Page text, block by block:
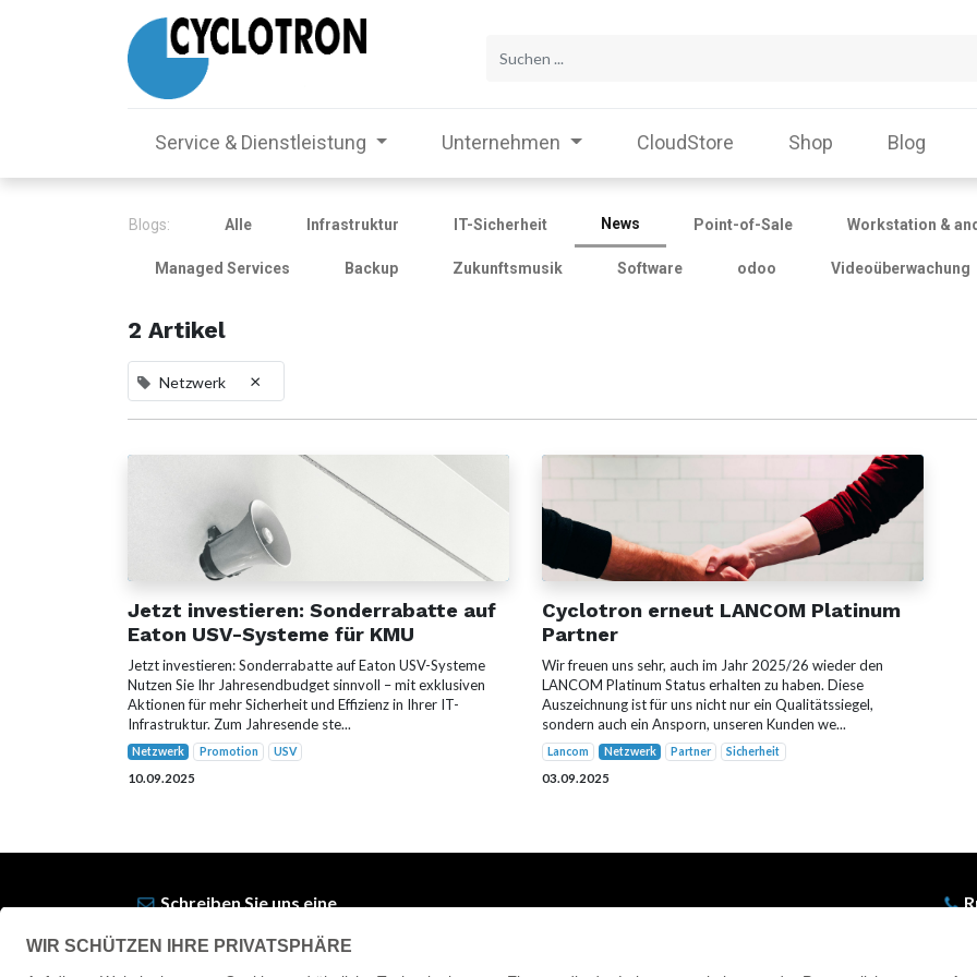
Service & Dienstleistung Unternehmen CloudStore Shop Blog
Blogs: Alle Infrastruktur IT-Sicherheit News Point-of-Sale Workstation &
Managed Services Backup Zukunftsmusik Software odoo Videoüberwachung
2 Artikel
Netzwerk ×
Jetzt investieren: Sonderrabatte auf
Eaton USV-Systeme für KMU
Jetzt investieren: Sonderrabatte auf Eaton USV-Systeme
Nutzen Sie Ihr Jahresendbudget sinnvoll – mit exklusiven
Aktionen für mehr Sicherheit und Effizienz in Ihrer IT-
Infrastruktur. Zum Jahresende ste...
Netzwerk Promotion USV
10.09.2025
Cyclotron erneut LANCOM Platinum
Partner
Wir freuen uns sehr, auch im Jahr 2025/26 wieder den
LANCOM Platinum Status erhalten zu haben. Diese
Auszeichnung ist für uns nicht nur ein Qualitätssiegel,
sondern auch ein Ansporn, unseren Kunden we...
Lancom Netzwerk Partner Sicherheit
03.09.2025
Schreiben Sie uns eine